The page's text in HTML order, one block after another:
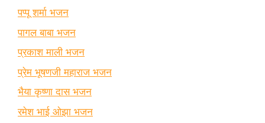
पप्पू शर्मा भजन
पागल बाबा भजन
प्रकाश माली भजन
प्रेम भूषणजी महाराज भजन
भैया कृष्णा दास भजन
रमेश भाई ओझा भजन